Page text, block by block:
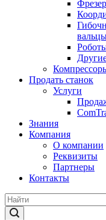
Продать станок
Услуги
Знания
Компания
О компании
Реквизиты
Партнеры
Контакты